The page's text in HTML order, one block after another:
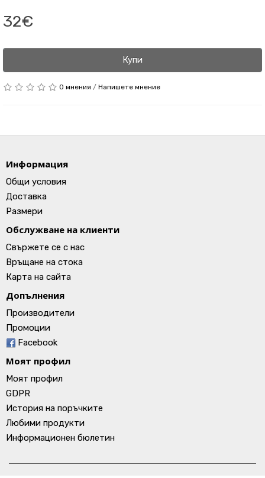
32€
Купи
0 мнения / Напишете мнение
Информация
Общи условия
Доставка
Размери
Обслужване на клиенти
Свържете се с нас
Връщане на стока
Карта на сайта
Допълнения
Производители
Промоции
Facebook
Моят профил
Моят профил
GDPR
История на поръчките
Любими продукти
Информационен бюлетин